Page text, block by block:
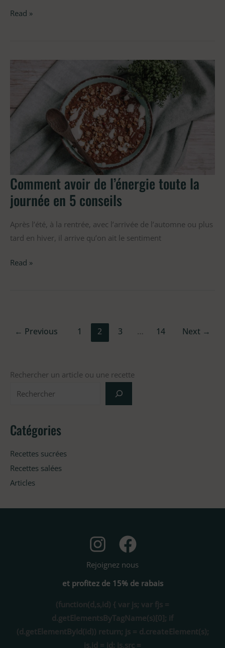
Rechercher un article ou une recette
Catégories
Recettes sucrées
Recettes salées
Articles
Read »
Comment avoir de l’énergie toute la
journée en 5 conseils
Après l’été, à la rentrée, avec l’arrivée de l’automne ou plus
tard en hiver, il arrive qu’on ait le sentiment
l’énergie
toute
journée
conseils
Read »
← Previous 1 2 3 … 14 Next →
Rejoignez nous
et profitez de 15% de rabais
(function(d,s,id) { var js; var fjs =
d.getElementsByTagName(s)[0]; if
(d.getElementById(id)) return; js = d.createElement(s);
js.id = id; js.src =